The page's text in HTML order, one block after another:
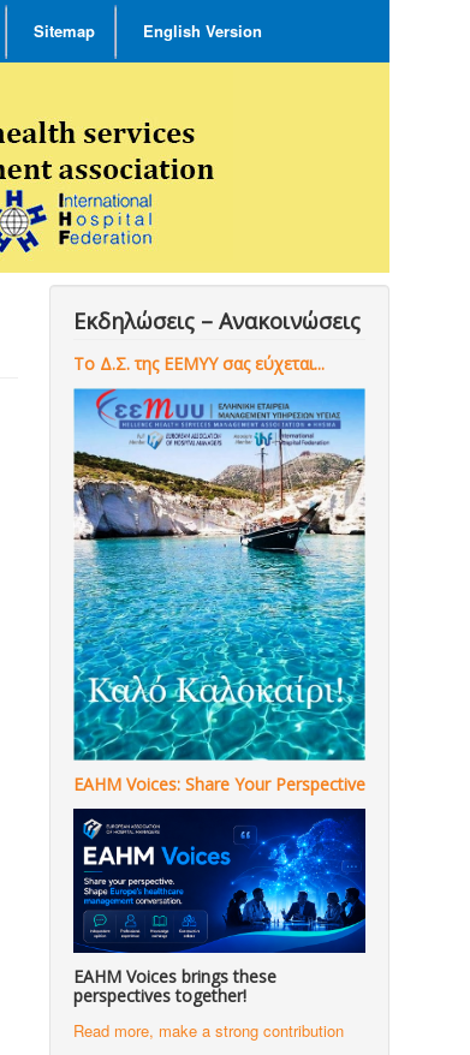
Sitemap English Version
Εκδηλώσεις – Ανακοινώσεις
Το Δ.Σ. της ΕΕΜΥΥ σας εύχεται...
EAHM Voices: Share Your Perspective
EAHM Voices brings these
perspectives together!
Read more, make a strong contribution